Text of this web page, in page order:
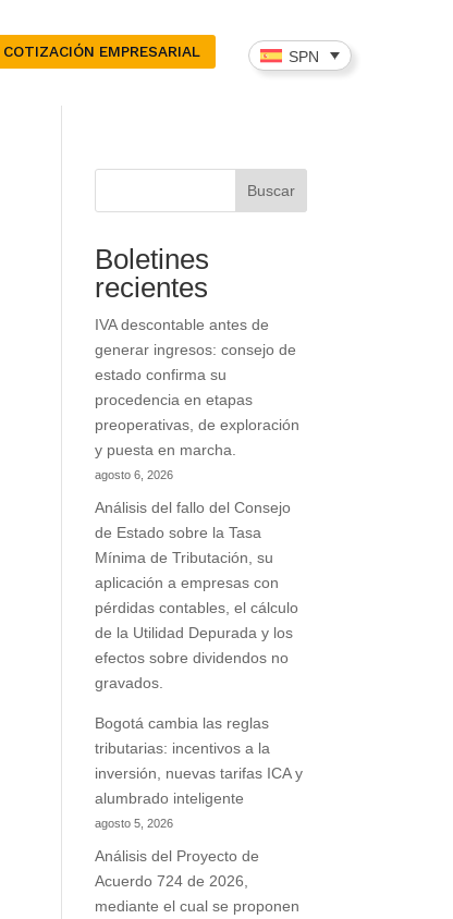
COTIZACIÓN EMPRESARIAL SPN
Buscar
Boletines
recientes
IVA descontable antes de
generar ingresos: consejo de
estado confirma su
procedencia en etapas
preoperativas, de exploración
y puesta en marcha.
agosto 6, 2026
Análisis del fallo del Consejo
de Estado sobre la Tasa
Mínima de Tributación, su
aplicación a empresas con
pérdidas contables, el cálculo
de la Utilidad Depurada y los
efectos sobre dividendos no
gravados.
Bogotá cambia las reglas
tributarias: incentivos a la
inversión, nuevas tarifas ICA y
alumbrado inteligente
agosto 5, 2026
Análisis del Proyecto de
Acuerdo 724 de 2026,
mediante el cual se proponen